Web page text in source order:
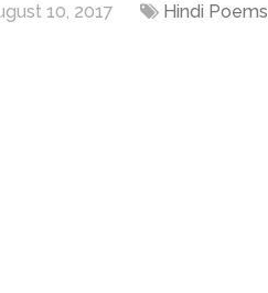
10, 2017 Hindi Poems